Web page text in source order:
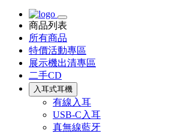
商品列表
所有商品
特價活動專區
展示機出清專區
二手CD
入耳式耳機
有線入耳
USB-C入耳
真無線藍牙